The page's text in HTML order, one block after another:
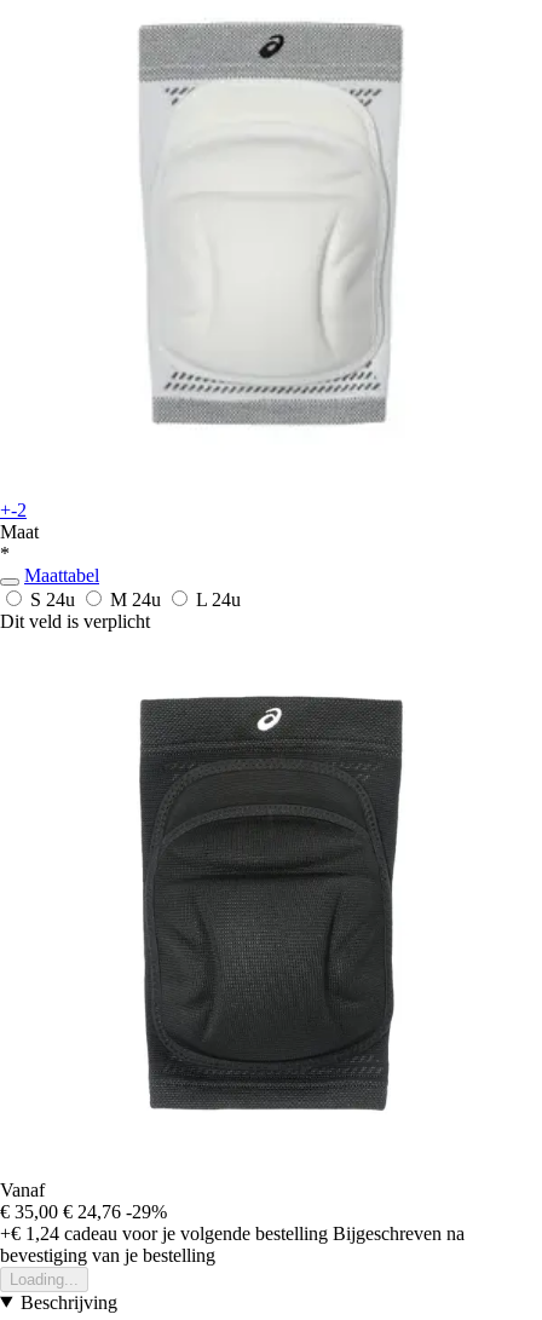
+-2
Maat
*
Maattabel
S 24u M 24u L 24u
Dit veld is verplicht
Vanaf
€ 35,00 € 24,76 -29%
+€ 1,24 cadeau voor je volgende bestelling Bijgeschreven na
bevestiging van je bestelling
Loading...
Beschrijving